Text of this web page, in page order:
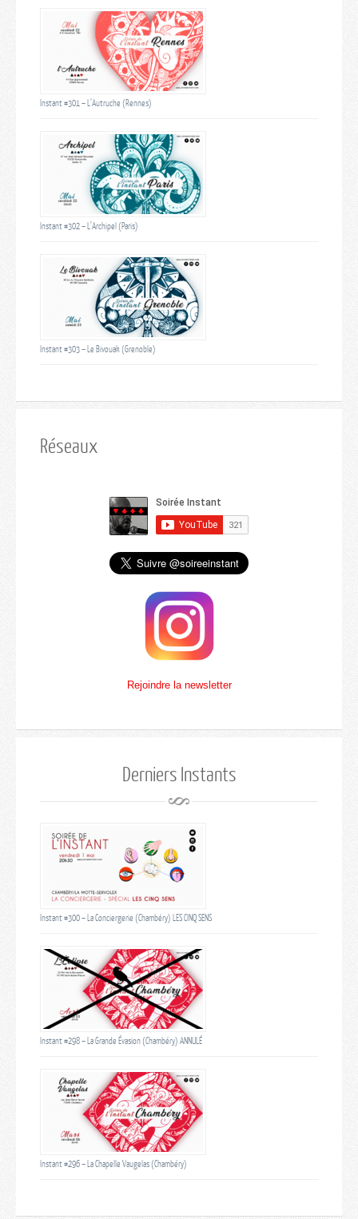
Instant #301 – L’Autruche (Rennes)
Instant #302 – L’Archipel (Paris)
Instant #303 – Le Bivouak (Grenoble)
Réseaux
Rejoindre la newsletter
Derniers Instants
Instant #300 – La Conciergerie (Chambéry) LES CINQ SENS
Instant #298 – La Grande Évasion (Chambéry) ANNULÉ
Instant #296 – La Chapelle Vaugelas (Chambéry)